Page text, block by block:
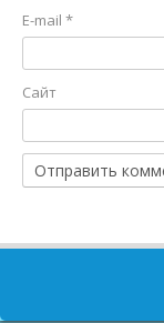
E-mail *
Сайт